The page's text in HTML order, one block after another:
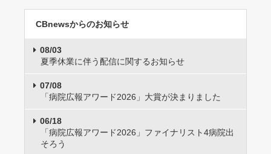
CBnewsからのお知らせ
08/03
夏季休業に伴う配信に関するお知らせ
07/08
「病院広報アワード2026」大賞が決まりました
06/18
「病院広報アワード2026」ファイナリスト4病院出
そろう